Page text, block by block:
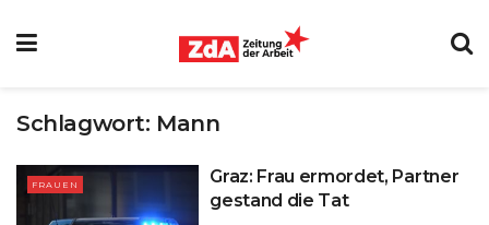
Schlagwort: Mann
FRAUEN
Graz: Frau ermordet, Partner
gestand die Tat